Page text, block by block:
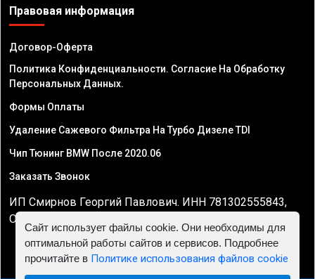
Правовая информация
Договор-Оферта
Политика Конфиденциальности. Согласие На Обработку
Персональных Данных.
Формы Оплаты
Удаление Сажевого Фильтра На Турбо Дизеле TDI
Чип Тюнинг BMW После 2020.06
Заказать Звонок
ИП Смирнов Георгий Павлович. ИНН 781302555843,
ОГРНИП 324470400032610
Сайт использует файлы cookie. Они необходимы для
оптимальной работы сайтов и сервисов. Подробнее
прочитайте в Политике использования файлов cookie